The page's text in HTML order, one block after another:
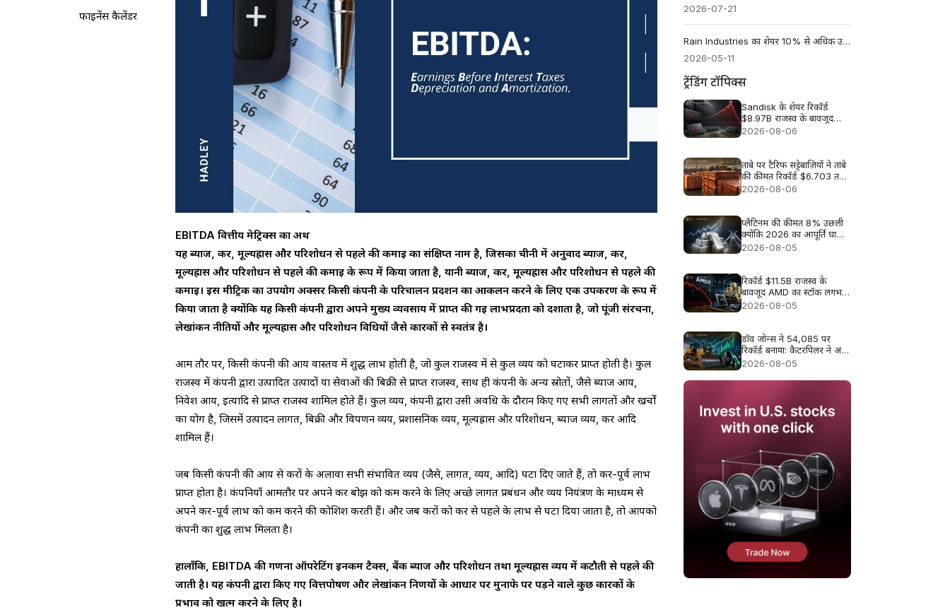
फाइनेंस कैलेंडर
EBITDA वित्तीय मेट्रिक्स का अर्थ
यह ब्याज, कर, मूल्यह्रास और परिशोधन से पहले की कमाई का संक्षिप्त नाम है, जिसका चीनी में अनुवाद ब्याज, कर,
मूल्यह्रास और परिशोधन से पहले की कमाई के रूप में किया जाता है, यानी ब्याज, कर, मूल्यह्रास और परिशोधन से पहले की
कमाई। इस मीट्रिक का उपयोग अक्सर किसी कंपनी के परिचालन प्रदर्शन का आकलन करने के लिए एक उपकरण के रूप में
किया जाता है क्योंकि यह किसी कंपनी द्वारा अपने मुख्य व्यवसाय में प्राप्त की गई लाभप्रदता को दर्शाता है, जो पूंजी संरचना,
लेखांकन नीतियों और मूल्यह्रास और परिशोधन विधियों जैसे कारकों से स्वतंत्र है।
आम तौर पर, किसी कंपनी की आय वास्तव में शुद्ध लाभ होती है, जो कुल राजस्व में से कुल व्यय को घटाकर प्राप्त होती है। कुल
राजस्व में कंपनी द्वारा उत्पादित उत्पादों या सेवाओं की बिक्री से प्राप्त राजस्व, साथ ही कंपनी के अन्य स्रोतों, जैसे ब्याज आय,
निवेश आय, इत्यादि से प्राप्त राजस्व शामिल होते हैं। कुल व्यय, कंपनी द्वारा उसी अवधि के दौरान किए गए सभी लागतों और खर्चों
का योग है, जिसमें उत्पादन लागत, बिक्री और विपणन व्यय, प्रशासनिक व्यय, मूल्यह्रास और परिशोधन, ब्याज व्यय, कर आदि
शामिल हैं।
जब किसी कंपनी की आय से करों के अलावा सभी संभावित व्यय (जैसे, लागत, व्यय, आदि) घटा दिए जाते हैं, तो कर-पूर्व लाभ
प्राप्त होता है। कंपनियाँ आमतौर पर अपने कर बोझ को कम करने के लिए अच्छे लागत प्रबंधन और व्यय नियंत्रण के माध्यम से
अपने कर-पूर्व लाभ को कम करने की कोशिश करती हैं। और जब करों को कर से पहले के लाभ से घटा दिया जाता है, तो आपको
कंपनी का शुद्ध लाभ मिलता है।
हालाँकि, EBITDA की गणना ऑपरेटिंग इनकम टैक्स, बैंक ब्याज और परिशोधन तथा मूल्यह्रास व्यय में कटौती से पहले की
जाती है। यह कंपनी द्वारा किए गए वित्तपोषण और लेखांकन निर्णयों के आधार पर मुनाफे पर पड़ने वाले कुछ कारकों के
प्रभाव को खत्म करने के लिए है।
2026-07-21
Rain Industries का शेयर 10% से अधिक उछला, कार्बन बहाली से Q1 CY26 का मुनाफा बढ़ा
2026-05-11
ट्रेंडिंग टॉपिक्स
Sandisk के शेयर रिकॉर्ड
$8.97B राजस्व के बावजूद
लगभग 13% क्यों गिरे
2026-08-06
तांबे पर टैरिफ सट्टेबाज़ियों ने तांबे
की कीमत रिकॉर्ड $6.703 तक
धकेल दी
2026-08-06
प्लैटिनम की कीमत 8% उछली
क्योंकि 2026 का आपूर्ति घाटा
फिर से ध्यान में आया
2026-08-05
रिकॉर्ड $11.5B राजस्व के
बावजूद AMD का स्टॉक लगभग
9% क्यों गिरा
2026-08-05
डॉव जोन्स ने 54,085 पर
रिकॉर्ड बनाया: कैटरपिलर ने अंक
बढ़ाए, तेल की राहत ने रैली को
2026-08-05